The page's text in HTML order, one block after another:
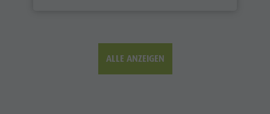
ALLE ANZEIGEN